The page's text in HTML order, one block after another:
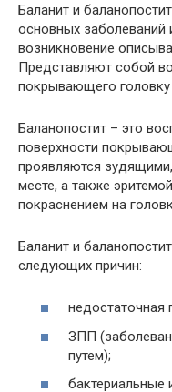
Баланит и
основных
возникновение
Представляют собой
покрывающего головку
Баланопостит – это
поверхности
проявляются
месте, а также
покраснением на
Баланит и
следующих причин:
недостаточная
ЗПП
путем);
бактериальные